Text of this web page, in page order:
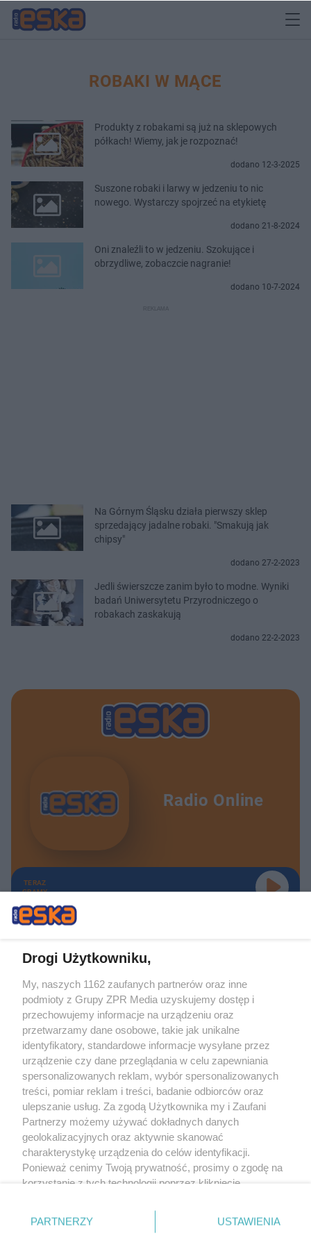
ROBAKI W MĄCE
Produkty z robakami są już na sklepowych
półkach! Wiemy, jak je rozpoznać!
dodano 12-3-2025
Suszone robaki i larwy w jedzeniu to nic
nowego. Wystarczy spojrzeć na etykietę
dodano 21-8-2024
Oni znaleźli to w jedzeniu. Szokujące i
obrzydliwe, zobaczcie nagranie!
dodano 10-7-2024
Na Górnym Śląsku działa pierwszy sklep
sprzedający jadalne robaki. "Smakują jak
chipsy"
dodano 27-2-2023
Jedli świerszcze zanim było to modne. Wyniki
badań Uniwersytetu Przyrodniczego o
robakach zaskakują
dodano 22-2-2023
Radio Online
TERAZ
GRAMY
Żaden utwór zamieszczony w serwisie nie może być powielany i
rozpowszechniany lub dalej rozpowszechniany w jakikolwiek sposób (w
tym także elektroniczny lub mechaniczny) na jakimkolwiek polu
eksploatacji w jakiejkolwiek formie, włącznie z umieszczaniem w Internecie
bez pisemnej zgody właściciela praw. Jakiekolwiek użycie lub
wykorzystanie utworów w całości lub w części z naruszeniem prawa, tzn.
bez właściwej zgody, jest zabronione pod groźbą kary i może być ścigane
prawnie.
O nas
Drogi Użytkowniku,
My, naszych 1162 zaufanych partnerów oraz inne
podmioty z Grupy ZPR Media uzyskujemy dostęp i
przechowujemy informacje na urządzeniu oraz
przetwarzamy dane osobowe, takie jak unikalne
identyfikatory, standardowe informacje wysyłane przez
urządzenie czy dane przeglądania w celu zapewniania
spersonalizowanych reklam, wybór spersonalizowanych
treści, pomiar reklam i treści, badanie odbiorców oraz
ulepszanie usług. Za zgodą Użytkownika my i Zaufani
Partnerzy możemy używać dokładnych danych
geolokalizacyjnych oraz aktywnie skanować
charakterystykę urządzenia do celów identyfikacji.
Ponieważ cenimy Twoją prywatność, prosimy o zgodę na
korzystanie z tych technologii poprzez kliknięcie
zmienić/wycofać klikając przycisk ustawień prywatności
znajdujący się w lewym dolnym rogu strony
PARTNERZY USTAWIENIA